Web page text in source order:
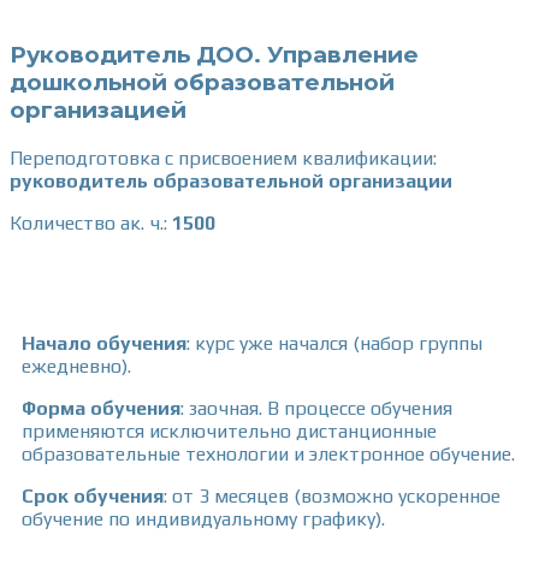
Руководитель ДОО. Управление
дошкольной образовательной
организацией
Переподготовка с присвоением квалификации:
руководитель образовательной организации
Количество ак. ч.: 1500
Начало обучения: курс уже начался (набор группы
ежедневно).
Форма обучения: заочная. В процессе обучения
применяются исключительно дистанционные
образовательные технологии и электронное обучение.
Срок обучения: от 3 месяцев (возможно ускоренное
обучение по индивидуальному графику).